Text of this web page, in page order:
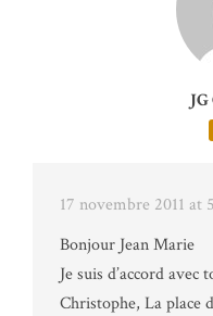
17 novembre 2011 at
Bonjour Jean Marie
Je suis d’accord
Christophe, La place